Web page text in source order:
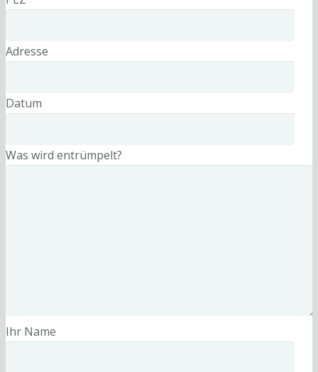
Adresse
Datum
Was wird entrümpelt?
Ihr Name